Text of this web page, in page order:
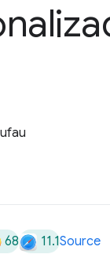
68 11.1Source